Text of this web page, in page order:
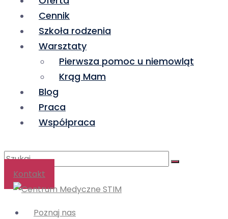
Cennik
Szkoła rodzenia
Warsztaty
Pierwsza pomoc u niemowląt
Krąg Mam
Blog
Praca
Współpraca
Szukaj:
Kontakt
Poznaj nas